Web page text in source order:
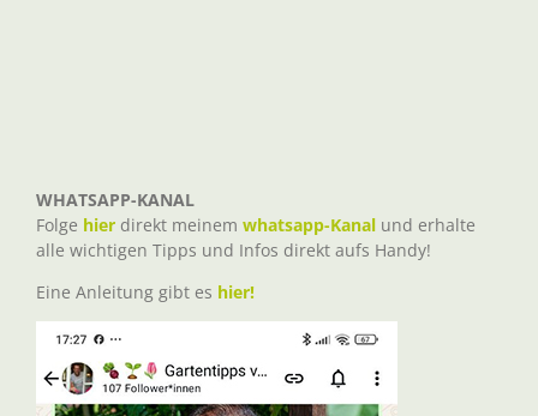
WHATSAPP-KANAL
Folge hier direkt meinem whatsapp-Kanal und erhalte
alle wichtigen Tipps und Infos direkt aufs Handy!
Eine Anleitung gibt es hier!